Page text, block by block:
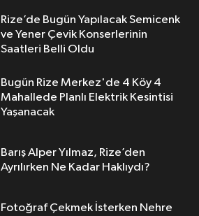
Rize’de Bugün Yapılacak Semicenk
ve Yener Çevik Konserlerinin
Saatleri Belli Oldu
Bugün Rize Merkez'de 4 Köy 4
Mahallede Planlı Elektrik Kesintisi
Yaşanacak
Barış Alper Yılmaz, Rize’den
Ayrılırken Ne Kadar Haklıydı?
Fotoğraf Çekmek İsterken Nehre